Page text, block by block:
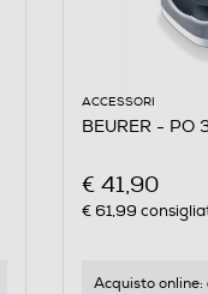
ACCESSORI
BEURER - PO
€ 41,90
€ 61,99
Acquisto online: